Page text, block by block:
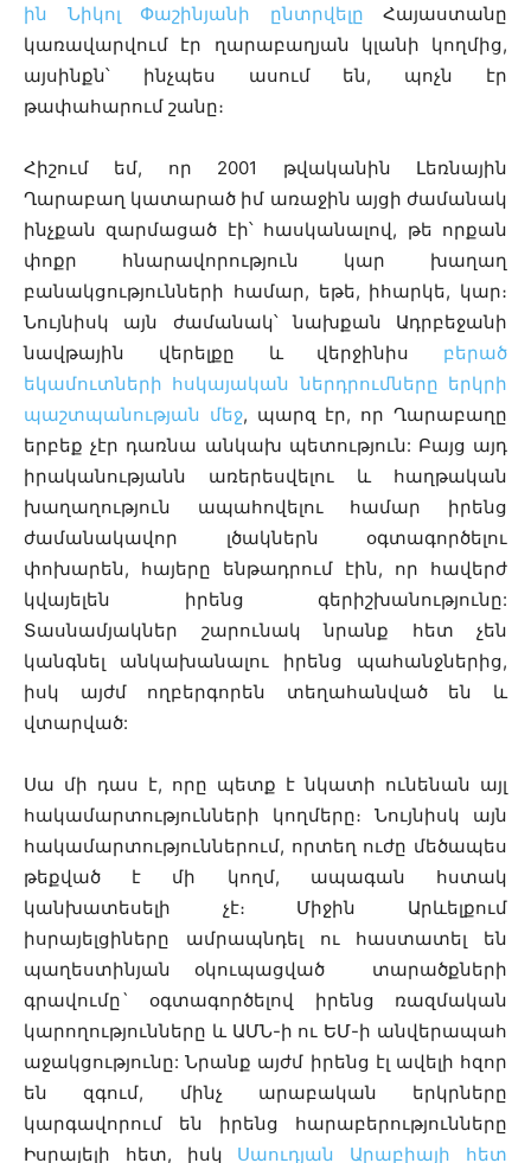
ին Նիկոլ Փաշինյանի ընտրվելը Հայաստանը
կառավարվում էր ղարաբաղյան կլանի կողմից,
այսինքն՝ ինչպես ասում են, պոչն էր
թափահարում շանը։
Հիշում եմ, որ 2001 թվականին Լեռնային
Ղարաբաղ կատարած իմ առաջին այցի ժամանակ
ինչքան զարմացած էի՝ հասկանալով, թե որքան
փոքր հնարավորություն կար խաղաղ
բանակցությունների համար, եթե, իհարկե, կար։
Նույնիսկ այն ժամանակ՝ նախքան Ադրբեջանի
նավթային վերելքը և վերջինիս բերած
եկամուտների հսկայական ներդրումները երկրի
պաշտպանության մեջ, պարզ էր, որ Ղարաբաղը
երբեք չէր դառնա անկախ պետություն: Բայց այդ
իրականությանն առերեսվելու և հաղթական
խաղաղություն ապահովելու համար իրենց
ժամանակավոր լծակներն օգտագործելու
փոխարեն, հայերը ենթադրում էին, որ հավերժ
կվայելեն իրենց գերիշխանությունը:
Տասնամյակներ շարունակ նրանք հետ չեն
կանգնել անկախանալու իրենց պահանջներից,
իսկ այժմ ողբերգորեն տեղահանված են և
վտարված:
Սա մի դաս է, որը պետք է նկատի ունենան այլ
հակամարտությունների կողմերը։ Նույնիսկ այն
հակամարտություններում, որտեղ ուժը մեծապես
թեքված է մի կողմ, ապագան հստակ
կանխատեսելի չէ։ Միջին Արևելքում
իսրայելցիները ամրապնդել ու հաստատել են
պաղեստինյան օկուպացված տարածքների
գրավումը` օգտագործելով իրենց ռազմական
կարողությունները և ԱՄՆ-ի ու ԵՄ-ի անվերապահ
աջակցությունը: Նրանք այժմ իրենց էլ ավելի հզոր
են զգում, մինչ արաբական երկրները
կարգավորում են իրենց հարաբերությունները
Իսրայելի հետ, իսկ Սաուդյան Արաբիայի հետ